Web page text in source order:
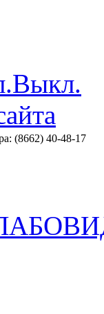
Выкл.
(8662) 40-48-17